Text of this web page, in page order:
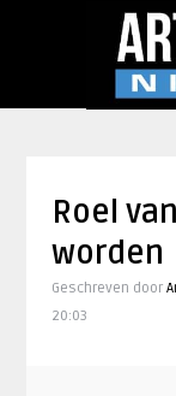
Roel
worden
Geschreven door
20:03